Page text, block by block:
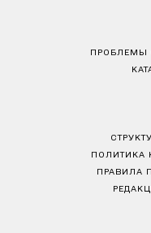
ПРОБЛЕМЫ
ПОЛИТИКА
ПРАВИЛА